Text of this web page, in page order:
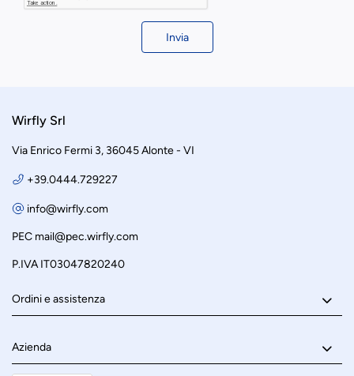
Invia
Wirfly Srl
Via Enrico Fermi 3, 36045 Alonte - VI
+39.0444.729227
info@wirfly.com
PEC mail@pec.wirfly.com
P.IVA IT03047820240
Ordini e assistenza
Azienda